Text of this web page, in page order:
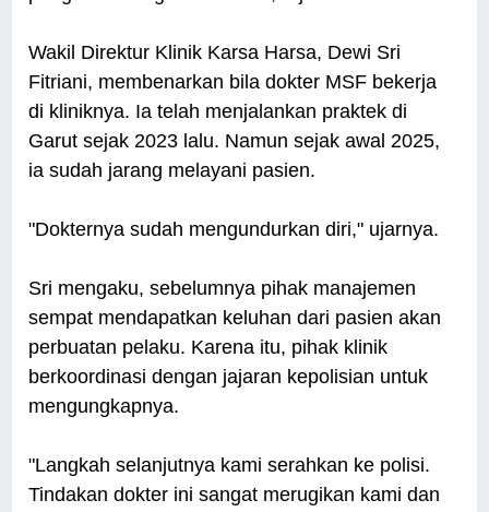
Wakil Direktur Klinik Karsa Harsa, Dewi Sri
Fitriani, membenarkan bila dokter MSF bekerja
di kliniknya. Ia telah menjalankan praktek di
Garut sejak 2023 lalu. Namun sejak awal 2025,
ia sudah jarang melayani pasien.
"Dokternya sudah mengundurkan diri," ujarnya.
Sri mengaku, sebelumnya pihak manajemen
sempat mendapatkan keluhan dari pasien akan
perbuatan pelaku. Karena itu, pihak klinik
berkoordinasi dengan jajaran kepolisian untuk
mengungkapnya.
"Langkah selanjutnya kami serahkan ke polisi.
Tindakan dokter ini sangat merugikan kami dan